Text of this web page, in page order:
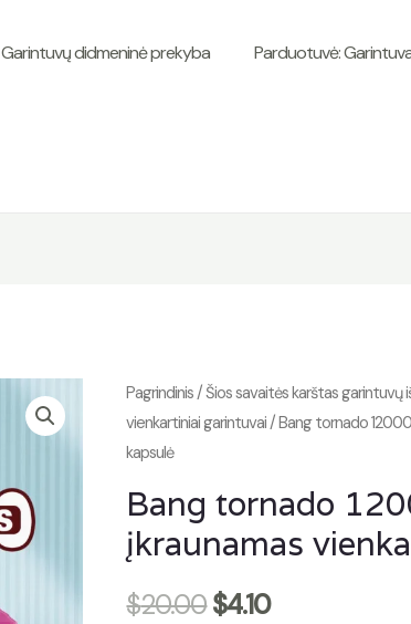
Garintuvų didmeninė prekyba Parduotuvė:
Pagrindinis/Šios savaitės karštas garintuvų
vienkartiniai garintuvai/ Bang tornado
kapsulė
Bang tornado
įkraunamas
$20.00$4.10